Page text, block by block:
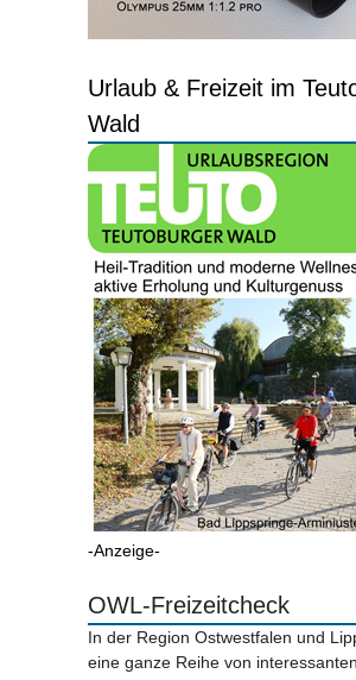
Urlaub & Freizeit im
Wald
-Anzeige-
OWL-Freizeitcheck
In der Region Ostwestfalen und
eine ganze Reihe von